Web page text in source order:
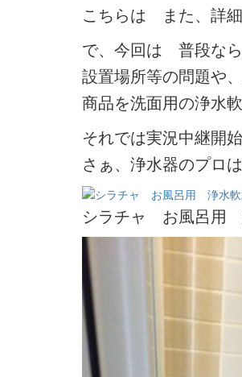
こちらは また、詳細
で、今回は 普段なら
設置場所等の問題や
商品を洗面用の浄水
それでは実況中継開
さぁ、浄水器のプロ
シラチャ お風呂用